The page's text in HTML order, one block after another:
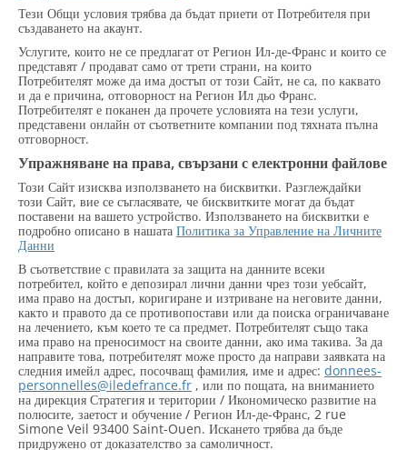
Тези Общи условия трябва да бъдат приети от Потребителя при
създаването на акаунт.
Услугите, които не се предлагат от Регион Ил-де-Франс и които се
представят / продават само от трети страни, на които
Потребителят може да има достъп от този Сайт, не са, по каквато
и да е причина, отговорност на Регион Ил дьо Франс.
Потребителят е поканен да прочете условията на тези услуги,
представени онлайн от съответните компании под тяхната пълна
отговорност.
Упражняване на права, свързани с електронни файлове
Този Сайт изисква използването на бисквитки. Разглеждайки
този Сайт, вие се съгласявате, че бисквитките могат да бъдат
поставени на вашето устройство. Използването на бисквитки е
подробно описано в нашата Политика за Управление на Личните
Данни
В съответствие с правилата за защита на данните всеки
потребител, който е депозирал лични данни чрез този уебсайт,
има право на достъп, коригиране и изтриване на неговите данни,
както и правото да се противопостави или да поиска ограничаване
на лечението, към което те са предмет. Потребителят също така
има право на преносимост на своите данни, ако има такива. За да
направите това, потребителят може просто да направи заявката на
следния имейл адрес, посочващ фамилия, име и адрес: donnees-
personnelles@iledefrance.fr , или по пощата, на вниманието
на дирекция Стратегия и територии / Икономическо развитие на
полюсите, заетост и обучение / Регион Ил-де-Франс, 2 rue
Simone Veil 93400 Saint-Ouen. Искането трябва да бъде
придружено от доказателство за самоличност.